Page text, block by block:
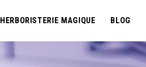
HERBORISTERIE MAGIQUE BLOG